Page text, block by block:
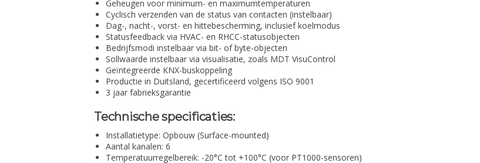
Geheugen voor minimum- en maximumtemperaturen
Cyclisch verzenden van de status van contacten (instelbaar)
Dag-, nacht-, vorst- en hittebescherming, inclusief koelmodus
Statusfeedback via HVAC- en RHCC-statusobjecten
Bedrijfsmodi instelbaar via bit- of byte-objecten
Sollwaarde instelbaar via visualisatie, zoals MDT VisuControl
Geïntegreerde KNX-buskoppeling
Productie in Duitsland, gecertificeerd volgens ISO 9001
3 jaar fabrieksgarantie
Technische specificaties:
Installatietype: Opbouw (Surface-mounted)
Aantal kanalen: 6
Temperatuurregelbereik: -20°C tot +100°C (voor PT1000-sensoren)